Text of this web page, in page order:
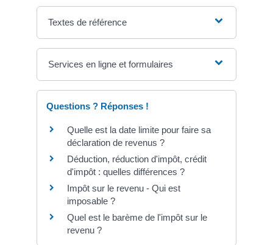
Textes de référence
Services en ligne et formulaires
Questions ? Réponses !
Quelle est la date limite pour faire sa
déclaration de revenus ?
Déduction, réduction d'impôt, crédit
d'impôt : quelles différences ?
Impôt sur le revenu - Qui est
imposable ?
Quel est le barème de l'impôt sur le
revenu ?